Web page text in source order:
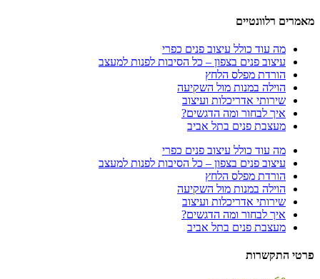
מאמרים רלוונטיים
מה עוד כולל עיצוב פנים כפרי
עיצוב פנים בצפון – כל הסיבות לפנות למעצב
הורדת מפלס הלחץ
הוילה במנות מול השקיעה
שירותי אדריכלות ועיצוב
איך לבחור ומה הדגשים?
מעצבת פנים בתל אביב
מה עוד כולל עיצוב פנים כפרי
עיצוב פנים בצפון – כל הסיבות לפנות למעצב
הורדת מפלס הלחץ
הוילה במנות מול השקיעה
שירותי אדריכלות ועיצוב
איך לבחור ומה הדגשים?
מעצבת פנים בתל אביב
פרטי התקשרות